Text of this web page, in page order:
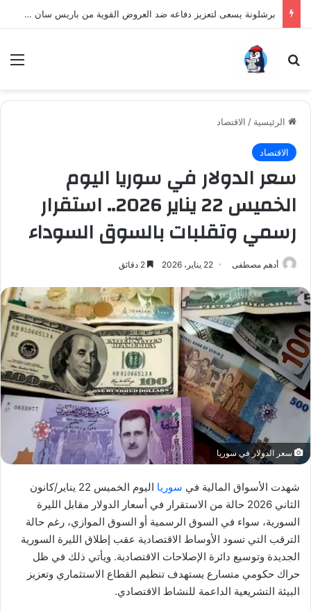
برشلونة يسعى لتعزيز دفاعه ضد العروض القوية من باريس سان جيرمان لنجم الأرجنتين
بحث عن
الرئيسية / الاقتصاد
الاقتصاد
سعر الدولار في سوريا اليوم
الخميس 22 يناير 2026.. استقرار
رسمي وتقلبات بالسوق السوداء
أدهم مصطفى 22 يناير، 2026
سعر الدولار في سوريا
شهدت الأسواق المالية في سوريا
اليوم الخميس 22 يناير/كانون
الثاني 2026 حالة من الاستقرار في أسعار الدولار مقابل الليرة
السورية، سواء في السوق الرسمية أو السوق الموازي، رغم حالة
الترقب التي تسود الأوساط الاقتصادية عقب إطلاق الليرة السورية
الجديدة وتوسيع دائرة الإصلاحات الاقتصادية. ويأتي ذلك في ظل
حراك حكومي متسارع يستهدف تنظيم القطاع الاستثماري وتعزيز
البيئة التشريعية الداعمة للنشاط الاقتصادي.